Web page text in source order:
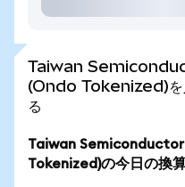
Taiwan
(Ondo Tokenized)を
る
Taiwan
Tokenized)の今日の換